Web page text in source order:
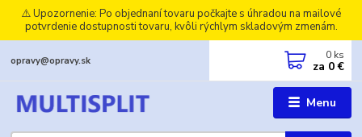
⚠️ Upozornenie: Po objednaní tovaru počkajte s úhradou na mailové
potvrdenie dostupnosti tovaru, kvôli rýchlym skladovým zmenám.
Menu
opravy@opravy.sk 0 ks
za 0 €